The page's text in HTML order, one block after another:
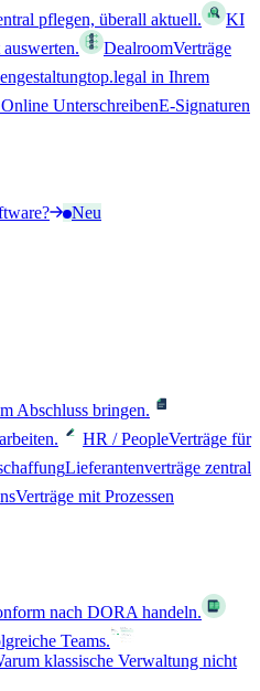
pflegen, überall aktuell.
KI
DealroomVerträge
top.legal in Ihrem
UnterschreibenE-Signaturen
Neu
Abschluss bringen.
HR / PeopleVerträge für
Lieferantenverträge zentral
Verträge mit Prozessen
nach DORA handeln.
Teams.
klassische Verwaltung nicht